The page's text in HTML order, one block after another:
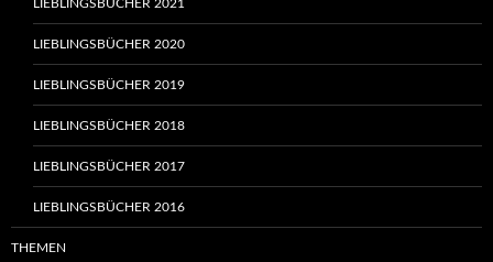
LIEBLINGSBÜCHER 2021
LIEBLINGSBÜCHER 2020
LIEBLINGSBÜCHER 2019
LIEBLINGSBÜCHER 2018
LIEBLINGSBÜCHER 2017
LIEBLINGSBÜCHER 2016
THEMEN